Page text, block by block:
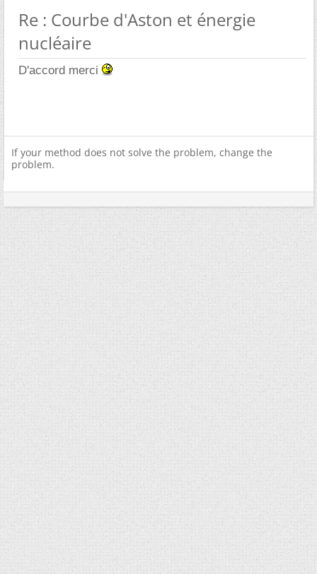
Re : Courbe d'Aston et énergie
nucléaire
D'accord merci
If your method does not solve the problem, change the
problem.